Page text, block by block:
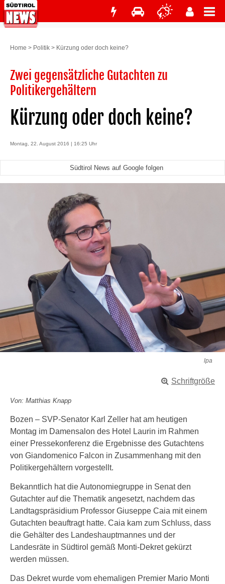
Home > Politik > Kürzung oder doch keine?
Zwei gegensätzliche Gutachten zu
Politikergehältern
Kürzung oder doch keine?
Montag, 22. August 2016 | 16:25 Uhr
Südtirol News auf Google folgen
lpa
Schriftgröße
Von: Matthias Knapp
Bozen – SVP-Senator Karl Zeller hat am heutigen
Montag im Damensalon des Hotel Laurin im Rahmen
einer Pressekonferenz die Ergebnisse des Gutachtens
von Giandomenico Falcon in Zusammenhang mit den
Politikergehältern vorgestellt.
Bekanntlich hat die Autonomiegruppe in Senat den
Gutachter auf die Thematik angesetzt, nachdem das
Landtagspräsidium Professor Giuseppe Caia mit einem
Gutachten beauftragt hatte. Caia kam zum Schluss, dass
die Gehälter des Landeshauptmannes und der
Landesräte in Südtirol gemäß Monti-Dekret gekürzt
werden müssen.
Das Dekret wurde vom ehemaligen Premier Mario Monti